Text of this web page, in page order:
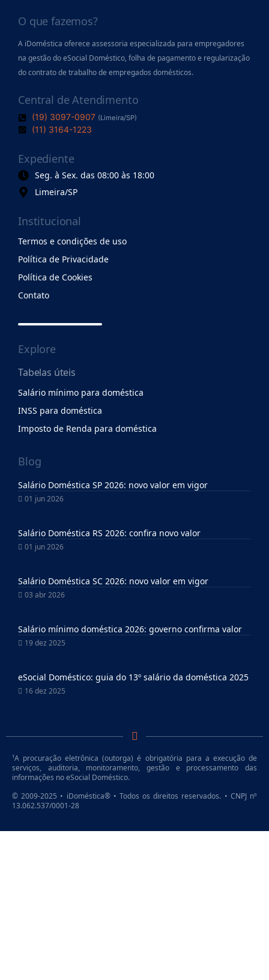
O que fazemos?
A iDoméstica oferece assessoria especializada para empregadores
na gestão do eSocial Doméstico, folha de pagamentoe regularização
do contrato de trabalho de empregados domésticos.
Central de Atendimento
(19) 3097-0907 (Limeira/SP)
(11) 3164-1223
Expediente
Seg. à Sex. das 08:00 às 18:00
Limeira/SP
Institucional
Termos e condições de uso
Política de Privacidade
Política de Cookies
Contato
Explore
Tabelas úteis
Salário mínimo para doméstica
INSS para doméstica
Imposto de Renda para doméstica
Blog
Salário Doméstica SP 2026: novo valor em vigor
01 jun 2026
Salário Doméstica RS 2026: confira novo valor
01 jun 2026
Salário Doméstica SC 2026: novo valor em vigor
03 abr 2026
Salário mínimo doméstica 2026: governo confirma valor
19 dez 2025
eSocial Doméstico: guia do 13º salário da doméstica 2025
16 dez 2025
¹A procuração eletrônica (outorga) é obrigatória para a execução de
serviços, auditoria, monitoramento, gestão e processamento das
informações no eSocial Doméstico.
© 2009-2025 • iDoméstica® • Todos os direitos reservados. • CNPJ nº
13.062.537/0001-28